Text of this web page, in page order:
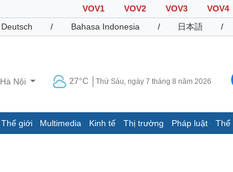
VOV1 VOV2 VOV3 VOV4
Deutsch / Bahasa Indonesia / 日本語 /
Hà Nội 27°C Thứ Sáu, ngày 7 tháng 8 năm 2026
Thế giới Multimedia Kinh tế Thị trường Pháp luật Thể